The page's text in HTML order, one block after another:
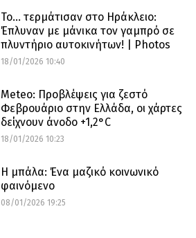
Το… τερμάτισαν στο Ηράκλειο:
Έπλυναν με μάνικα τον γαμπρό σε
πλυντήριο αυτοκινήτων! | Photos
18/01/2026 10:40
Meteo: Προβλέψεις για ζεστό
Φεβρουάριο στην Ελλάδα, οι χάρτες
δείχνουν άνοδο +1,2°C
18/01/2026 10:23
Η μπάλα: Ένα μαζικό κοινωνικό
φαινόμενο
08/01/2026 19:25